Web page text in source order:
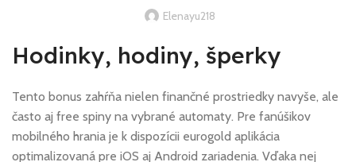
Elenayu218
Hodinky, hodiny, šperky
Tento bonus zahŕňa nielen finančné prostriedky navyše, ale
často aj free spiny na vybrané automaty. Pre fanúšikov
mobilného hrania je k dispozícii eurogold aplikácia
optimalizovaná pre iOS aj Android zariadenia. Vďaka nej